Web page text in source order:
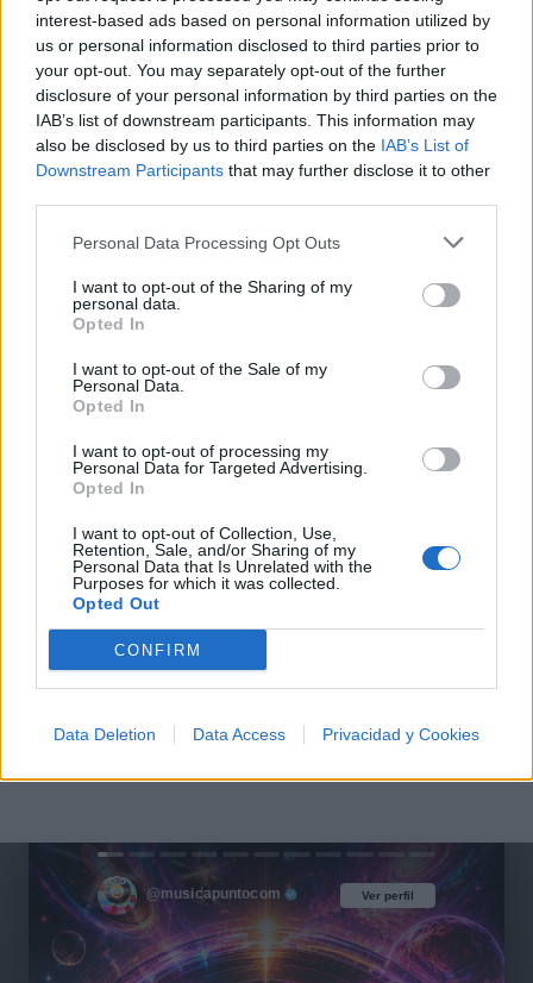
interest-based ads based on personal information utilized by
us or personal information disclosed to third parties prior to
your opt-out. You may separately opt-out of the further
disclosure of your personal information by third parties on the
IAB’s list of downstream participants. This information may
also be disclosed by us to third parties on the IAB’s List of
Downstream Participants that may further disclose it to other
Personal Data Processing Opt Outs
I want to opt-out of the Sharing of my
personal data.
Opted In
I want to opt-out of the Sale of my
Personal Data.
Opted In
I want to opt-out of processing my
Personal Data for Targeted Advertising.
Opted In
I want to opt-out of Collection, Use,
Retention, Sale, and/or Sharing of my
Personal Data that Is Unrelated with the
Purposes for which it was collected.
Opted Out
CONFIRM
Data Deletion Data Access Privacidad y Cookies
Discografía Biografía Fotos Foro
Añadir Letra
Ranking de La Excepcion
La Excepcionno está entre los 500 artistas más
apoyados y visitados de esta semana.
¿Apoyar a La Excepcion?
0
Ranking de La Excepcion
Ver perfil
@musicapuntocom Ver perfil